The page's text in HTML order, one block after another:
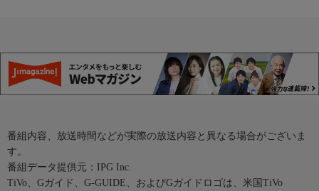
番組内容、放送時間などが実際の放送内容と異なる場合がございま
す。
番組データ提供元：IPG Inc.
TiVo、Gガイド、G-GUIDE、およびGガイドロゴは、米国TiVo